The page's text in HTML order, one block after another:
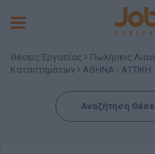
Toggle
Θέσεις Εργασίας Πωλήσεις
Καταστημάτων
ΑΘΗΝΑ - ΑΤΤΙΚΗ
Αναζήτηση